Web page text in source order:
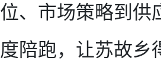
、市场策略到供
陪跑，让苏故乡